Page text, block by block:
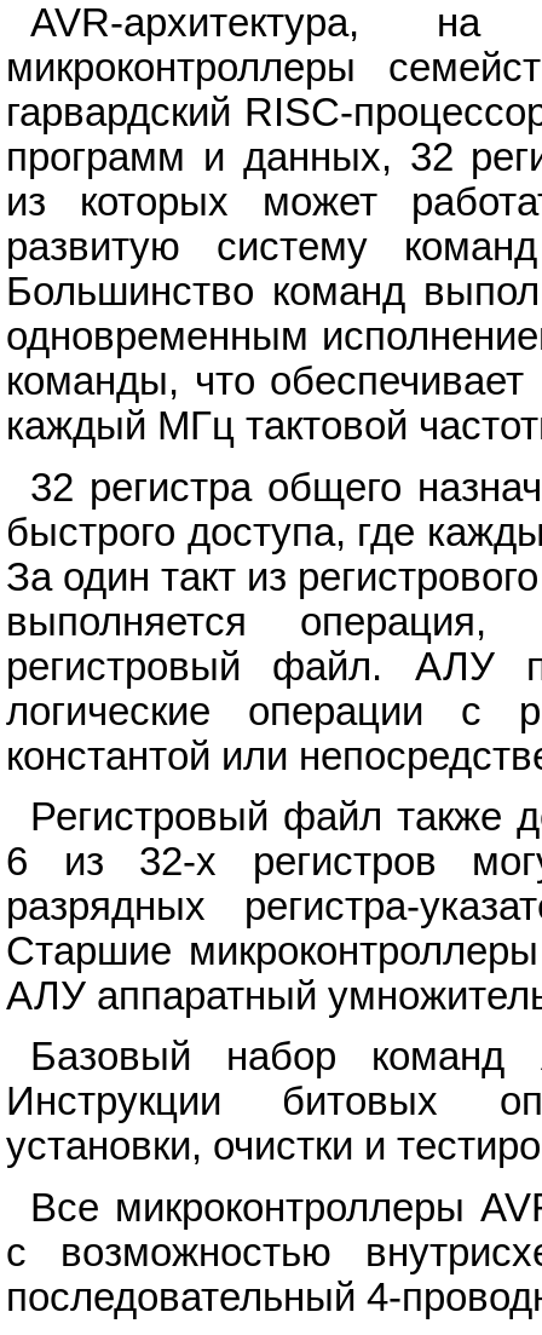
AVR-архитектура,
микроконтроллеры
гарвардский RISC-
программ и данных, 32
из которых может
развитую систему
Большинство команд
одновременным
команды, что
каждый МГц тактовой
32 регистра общего
быстрого доступа, где
За один такт из
выполняется
регистровый файл. АЛУ
логические операции с
константой или
Регистровый файл также
6 из 32-х регистров
разрядных регистра-
Старшие
АЛУ аппаратный
Базовый набор команд
Инструкции битовых
установки, очистки и
Все микроконтроллеры
с возможностью
последовательный 4-